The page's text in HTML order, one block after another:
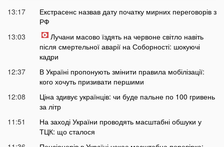
13:17
Екстрасенс назвав дату початку мирних переговорів з
РФ
13:03
Лучани масово їздять на червоне світло навіть
після смертельної аварії на Соборності: шокуючі
кадри
12:37
В Україні пропонують змінити правила мобілізації:
кого хочуть призивати першими
12:08
Ціна здивує українців: чи буде пальне по 100 гривень
за літр
11:51
На заході України проводять масштабні обшуки у
ТЦК: що сталося